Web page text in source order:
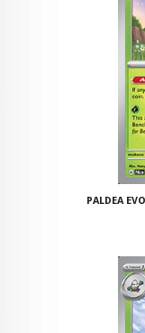
PALDEA